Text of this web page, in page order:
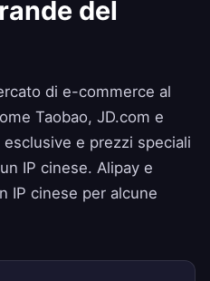
del
di e-commerce al
Taobao, JD.com e
e prezzi speciali
IP cinese. Alipay e
IP cinese per alcune